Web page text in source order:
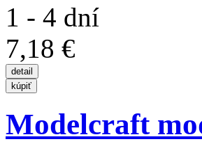
1 - 4 dní
7,18 €
Modelcraft